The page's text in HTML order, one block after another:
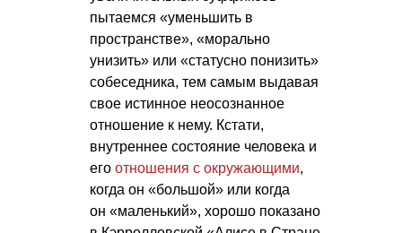
пытаемся «уменьшить в
пространстве», «морально
унизить» или «статусно понизить»
собеседника, тем самым выдавая
свое истинное неосознанное
отношение к нему. Кстати,
внутреннее состояние человека и
его отношения с окружающими,
когда он «большой» или когда
он «маленький», хорошо показано